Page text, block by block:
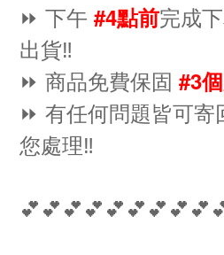
⏩ 下午 #4點前完成
出貨‼️
⏩ 商品免費保固 #3
⏩ 有任何問題皆可
您處理‼️